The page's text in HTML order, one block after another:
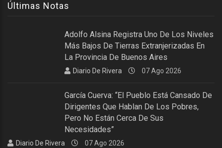
Últimas Notas
Adolfo Alsina Registra Uno De Los Niveles
Más Bajos De Tierras Extranjerizadas En
La Provincia De Buenos Aires
Diario De Rivera 07 Ago 2026
García Cuerva: “El Pueblo Está Cansado De
Dirigentes Que Hablan De Los Pobres,
Pero No Están Cerca De Sus
Necesidades”
Diario De Rivera 07 Ago 2026